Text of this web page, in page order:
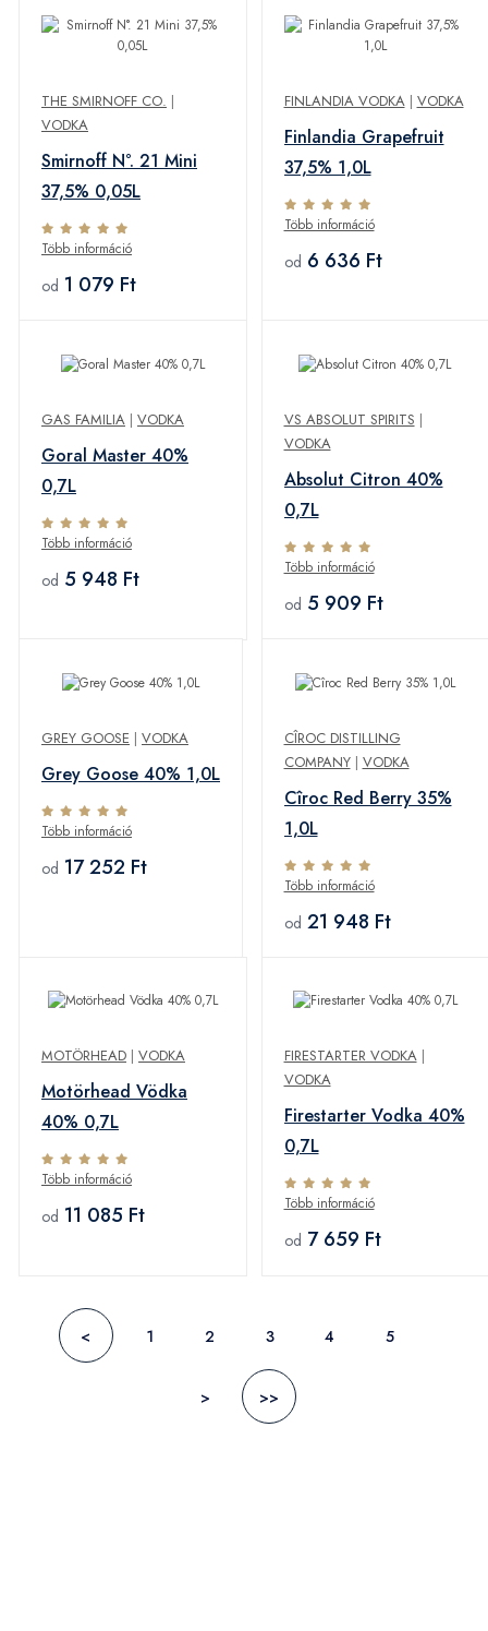
THE SMIRNOFF CO. |
VODKA
Smirnoff N°. 21 Mini
37,5% 0,05L
Több információ
od 1 079 Ft
FINLANDIA VODKA| VODKA
Finlandia Grapefruit
37,5% 1,0L
Több információ
od 6 636 Ft
GAS FAMILIA | VODKA
Goral Master 40%
0,7L
Több információ
od 5 948 Ft
VS ABSOLUT SPIRITS |
VODKA
Absolut Citron 40%
0,7L
Több információ
od 5 909 Ft
GREY GOOSE | VODKA
Grey Goose 40% 1,0L
Több információ
od 17 252 Ft
CÎROC DISTILLING
COMPANY| VODKA
Cîroc Red Berry 35%
1,0L
Több információ
od 21 948 Ft
MOTÖRHEAD | VODKA
Motörhead Vödka
40% 0,7L
Több információ
od 11 085 Ft
FIRESTARTER VODKA|
VODKA
Firestarter Vodka 40%
0,7L
Több információ
od 7 659 Ft
< 1 2 3 4 5
> >>